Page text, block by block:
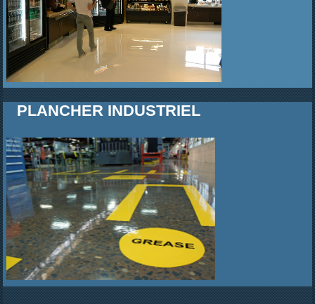
PLANCHER INDUSTRIEL